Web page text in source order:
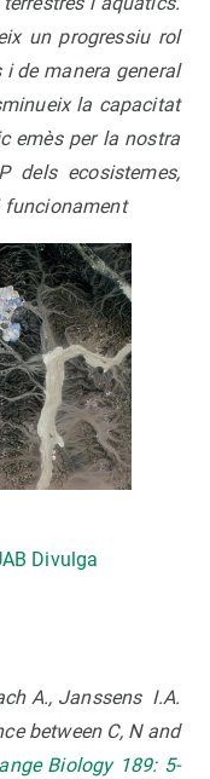
un progressiu rol
de manera general
la capacitat
emès per la nostra
dels ecosistemes,
funcionament
Divulga
A., Janssens I.A.
between C, N and
Biology 189: 5-